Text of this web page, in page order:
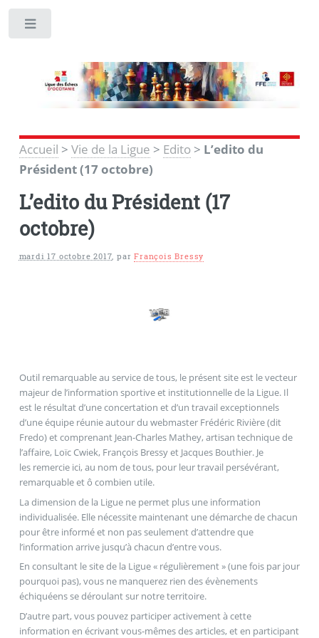
Accueil > Vie de la Ligue > Edito> L’edito du
Président (17 octobre)
L’edito du Président (17
octobre)
mardi 17 octobre 2017,parFrançois Bressy
Outil remarquable au service de tous, le présent site est le vecteur
majeur de l’information sportive et institutionnelle de la Ligue. Il
est le résultat d’une concertation et d’un travail exceptionnels
d’une équipe réunie autour du webmaster Frédéric Rivière (dit
Fredo) et comprenant Jean-Charles Mathey, artisan technique de
l’affaire, Loïc Cwiek, François Bressy et Jacques Bouthier. Je
les remercie ici, au nom de tous, pour leur travail persévérant,
remarquable et ô combien utile.
La dimension de la Ligue ne permet plus une information
individualisée. Elle nécessite maintenant une démarche de chacun
pour être informé et non pas seulement d’attendre que
l’information arrive jusqu’à chacun d’entre vous.
En consultant le site de la Ligue « régulièrement » (une fois par jour
pourquoi pas), vous ne manquerez rien des évènements
échiquéens se déroulant sur notre territoire.
D’autre part, vous pouvez participer activement à cette
information en écrivant vous-mêmes des articles, et en participant